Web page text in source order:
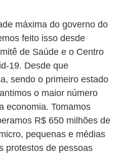
máxima do governo do
feito isso desde
de Saúde e o Centro
19. Desde que
sendo o primeiro estado
o maior número
economia. Tomamos
R$ 650 milhões de
pequenas e médias
protestos de pessoas